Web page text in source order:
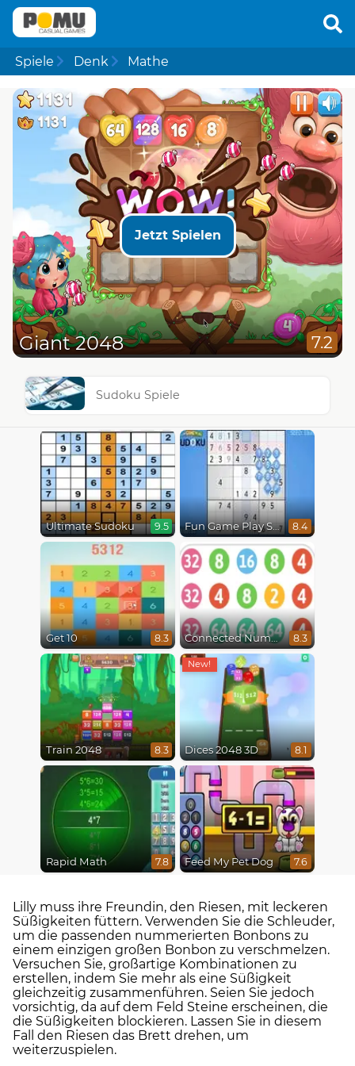
Spiele Denk Mathe
Jetzt Spielen
Giant 2048 7.2
Sudoku Spiele
Ultimate Sudoku 9.5 Fun Game Play Sudoku 8.4
Get 10 8.3 Connected Numbers 8.3
Train 2048 8.3 Dices 2048 3D 8.1
Rapid Math 7.8 Feed My Pet Dog 7.6
Lilly muss ihre Freundin, den Riesen, mit leckeren
Süßigkeiten füttern. Verwenden Sie die Schleuder,
um die passenden nummerierten Bonbons zu
einem einzigen großen Bonbon zu verschmelzen.
Versuchen Sie, großartige Kombinationen zu
erstellen, indem Sie mehr als eine Süßigkeit
gleichzeitig zusammenführen. Seien Sie jedoch
vorsichtig, da auf dem Feld Steine erscheinen, die
die Süßigkeiten blockieren. Lassen Sie in diesem
Fall den Riesen das Brett drehen, um
weiterzuspielen.